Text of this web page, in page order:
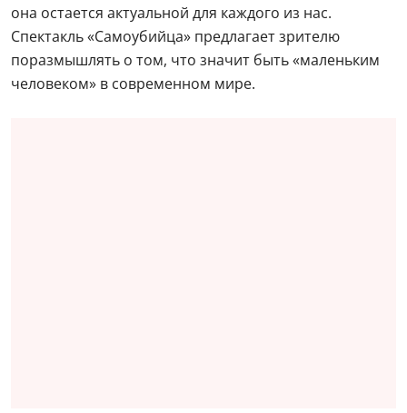
она остается актуальной для каждого из нас.
Спектакль «Самоубийца» предлагает зрителю
поразмышлять о том, что значит быть «маленьким
человеком» в современном мире.